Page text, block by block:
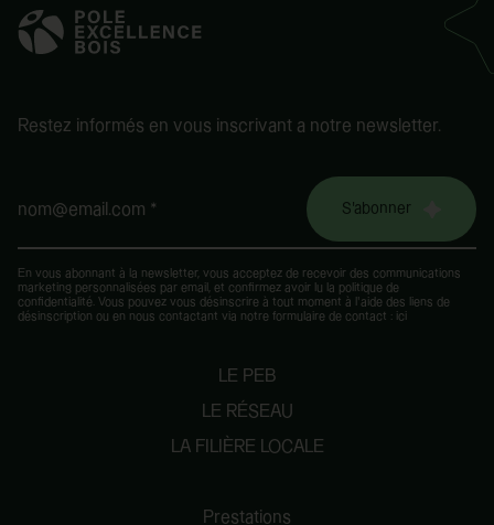
Restez informés en vous inscrivant a notre newsletter.
nom@email.com * S'abonner
En vous abonnant à la newsletter, vous acceptez de recevoir des communications
marketing personnalisées par email, et confirmez avoir lu la politique de
confidentialité . Vous pouvez vous désinscrire à tout moment à l’aide des liens de
désinscription ou en nous contactant via notre formulaire de contact : ici
LE PEB
LE RÉSEAU
LA FILIÈRE LOCALE
Prestations